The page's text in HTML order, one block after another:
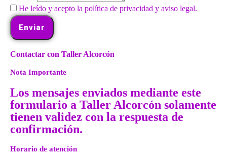
He leído y acepto la política de privacidad y aviso legal.
Enviar
Contactar con Taller Alcorcón
Nota Importante
Los mensajes enviados mediante este
formulario a Taller Alcorcón solamente
tienen validez con la respuesta de
confirmación.
Horario de atención